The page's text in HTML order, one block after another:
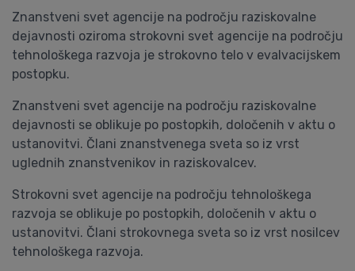
Znanstveni svet agencije na področju raziskovalne
dejavnosti oziroma strokovni svet agencije na področju
tehnološkega razvoja je strokovno telo v evalvacijskem
postopku.
Znanstveni svet agencije na področju raziskovalne
dejavnosti se oblikuje po postopkih, določenih v aktu o
ustanovitvi. Člani znanstvenega sveta so iz vrst
uglednih znanstvenikov in raziskovalcev.
Strokovni svet agencije na področju tehnološkega
razvoja se oblikuje po postopkih, določenih v aktu o
ustanovitvi. Člani strokovnega sveta so iz vrst nosilcev
tehnološkega razvoja.